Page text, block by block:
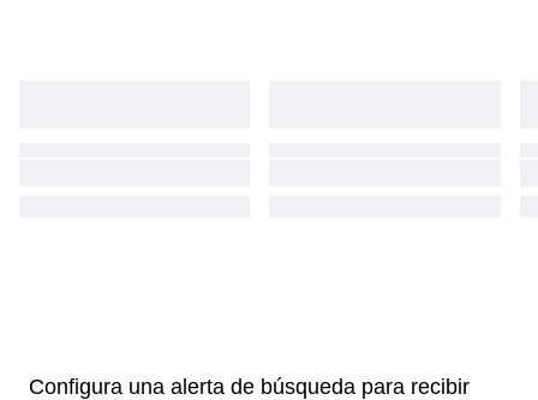
Configura una alerta de búsqueda para recibir